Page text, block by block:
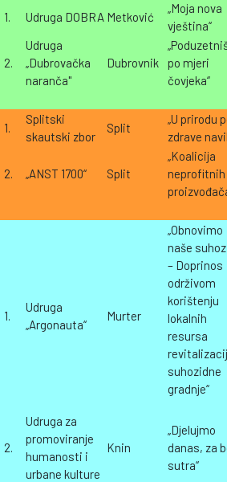
1. Udruga DOBRA Metković
„Moja nova
vještina“
2.
Udruga
„Dubrovačka
naranča"
Dubrovnik
po mjeri
čovjeka“
1.
Splitski
skautski zbor
Split
„U prirodu
zdrave
2. „ANST 1700“ Split
„Koalicija
neprofitnih
1.
Udruga
„Argonauta“
Murter
„Obnovimo
naše
– Doprinos
održivom
korištenju
lokalnih
resursa
suhozidne
gradnje“
2.
Udruga za
promoviranje
humanosti i
urbane kulture
Knin
„Djelujmo
danas, za
sutra“